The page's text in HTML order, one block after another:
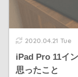
2020.04.21 Tue
iPad Pro 11イ
思ったこと